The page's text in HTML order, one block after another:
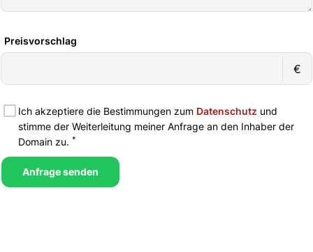
€
Preisvorschlag
Ich akzeptiere die Bestimmungen zum Datenschutz und
stimme der Weiterleitung meiner Anfrage an den Inhaber der
Domain zu. *
Anfrage senden